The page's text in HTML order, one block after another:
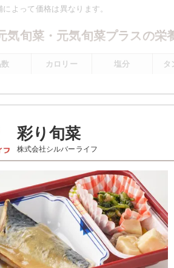
によって価格は異なります。
気旬菜・元気旬菜プラスの栄
数 カロリー 塩分 タ
気旬菜・元気旬菜プラスのメ
豚肉とナスの味噌炒め
榎のさっと煮
ボー豆腐
菜と玉葱のツナ和え
彩り旬菜
株式会社シルバーライフ